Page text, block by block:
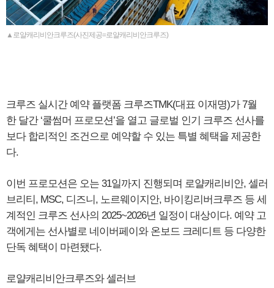
▲로얄캐리비안크루즈(사진제공=로얄캐리비안크루즈)
크루즈 실시간 예약 플랫폼 크루즈TMK(대표 이재명)가 7월
한 달간 ‘쿨썸머 프로모션’을 열고 글로벌 인기 크루즈 선사를
보다 합리적인 조건으로 예약할 수 있는 특별 혜택을 제공한
다.
이번 프로모션은 오는 31일까지 진행되며 로얄캐리비안, 셀러
브리티, MSC, 디즈니, 노르웨이지안, 바이킹리버크루즈 등 세
계적인 크루즈 선사의 2025~2026년 일정이 대상이다. 예약 고
객에게는 선사별로 네이버페이와 온보드 크레디트 등 다양한
단독 혜택이 마련됐다.
로얄캐리비안크루즈와 셀러브